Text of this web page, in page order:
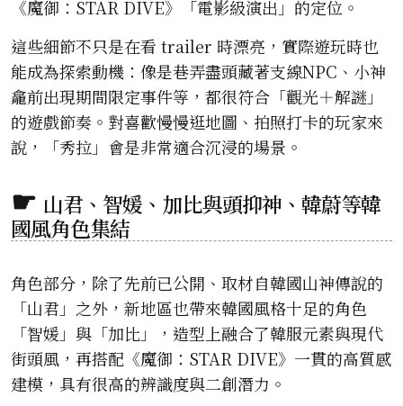
《魔御：STAR DIVE》「電影級演出」的定位。
這些細節不只是在看 trailer 時漂亮，實際遊玩時也
能成為探索動機：像是巷弄盡頭藏著支線NPC、小神
龕前出現期間限定事件等，都很符合「觀光＋解謎」
的遊戲節奏。對喜歡慢慢逛地圖、拍照打卡的玩家來
說，「秀拉」會是非常適合沉浸的場景。
山君、智媛、加比與頭抑神、韓蔚等韓
國風角色集結
角色部分，除了先前已公開、取材自韓國山神傳說的
「山君」之外，新地區也帶來韓國風格十足的角色
「智媛」與「加比」，造型上融合了韓服元素與現代
街頭風，再搭配《魔御：STAR DIVE》一貫的高質感
建模，具有很高的辨識度與二創潛力。